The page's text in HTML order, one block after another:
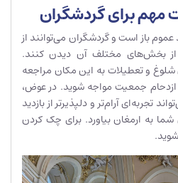
مهم برای گردشگران
عموم باز است و گردشگران می‌توانند از
از بخش‌های مختلف آن دیدن کنند.
و تعطیلات به این مکان مراجعه
جمعیت مواجه شوید. در عوض،
تجربه‌ای آرام‌تر و دلپذیرتر از بازدید
شما به ارمغان بیاورد. برای چک کردن